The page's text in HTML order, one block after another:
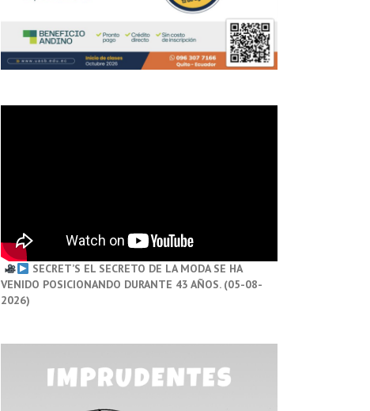
SECRET’S EL SECRETO DE LA MODA SE HA
VENIDO POSICIONANDO DURANTE 43 AÑOS. (05-08-
2026)